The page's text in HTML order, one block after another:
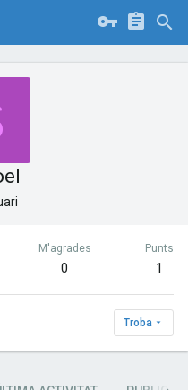
M'agrades
0
Punts
1
Troba